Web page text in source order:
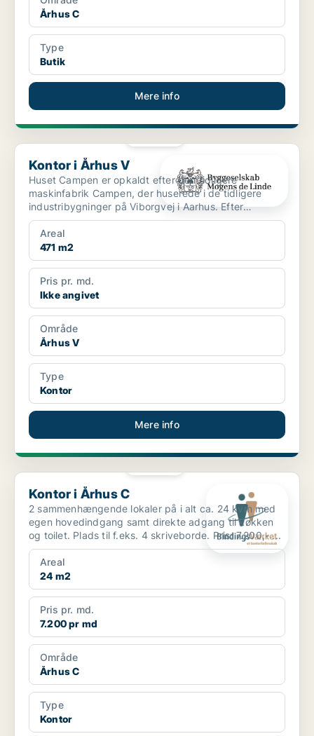
Århus C
Type
Butik
Mere info
Kontor i Århus V
Kontor i Århus V
Huset Campen er opkaldt efter den tidligere
maskinfabrik Campen, der huserede i de tidligere
industribygninger på Viborgvej i Aarhus. Efter
omfattende istand...
Areal
471 m2
Pris pr. md.
Ikke angivet
Område
Århus V
Type
Kontor
Mere info
Kontor i Århus C
Kontor i Århus C
2 sammenhængende lokaler på i alt ca. 24 kvm med
egen hovedindgang samt direkte adgang til køkken
og toilet. Plads til f.eks. 4 skriveborde. Pris: 7.200,- ...
Areal
24 m2
Pris pr. md.
7.200 pr md
Område
Århus C
Type
Kontor